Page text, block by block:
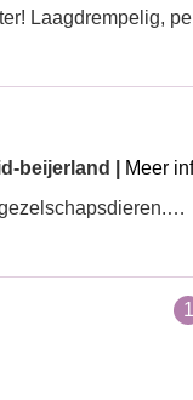
Laagdrempelig,
beijerland |
Meer
1